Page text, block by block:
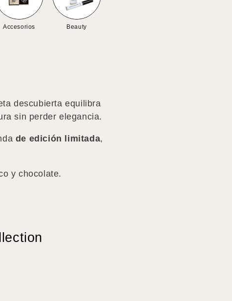
Accesorios Beauty
descubierta equilibra
sin perder elegancia.
de edición limitada,
y chocolate.